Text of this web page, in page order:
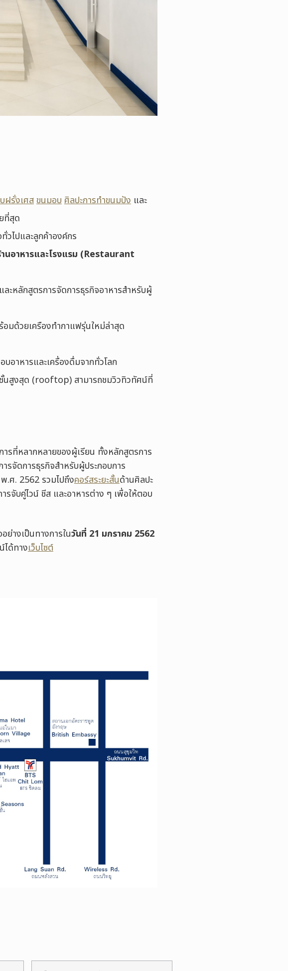
ฝรั่งเศสขนมอบศิลปะการทำขนมปังและ
ที่สุด
วไปและลูกค้าองค์กร
นอาหารและโรงแรม (Restaurant
ละหลักสูตรการจัดการธุรกิจอาหารสำหรับผู้
อมด้วยเครืองทำกาแฟรุ่นใหม่ล่าสุด
อาหารและเครื่องดื่มจากทั่วโลก
สูงสุด (rooftop) สามารถชมวิวทิวทัศน์ที่
รที่หลากหลายของผู้เรียน ทั้งหลักสูตรการ
รจัดการธุรกิจสำหรับผู้ประกอบการ
ศ. 2562 รวมไปถึงคอร์สระยะสั้นด้านศิลปะ
รจับคู่ไวน์ ชีส และอาหารต่าง ๆ เพื่อให้ตอบ
างเป็นทางการในวันที่ 21 มกราคม 2562
ได้ทางเว็บไซต์